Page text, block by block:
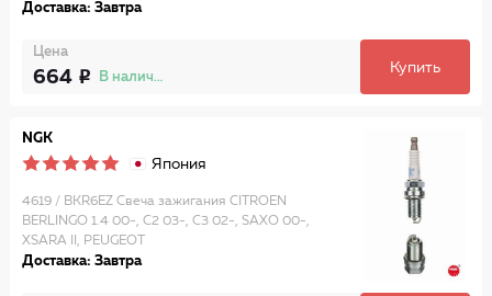
Доставка: Завтра
Цена
664 В наличии
Купить
NGK
Япония
4619 / BKR6EZ Свеча зажигания CITROEN
BERLINGO 1.4 00-, C2 03-, C3 02-, SAXO 00-,
XSARA II, PEUGEOT
Доставка: Завтра